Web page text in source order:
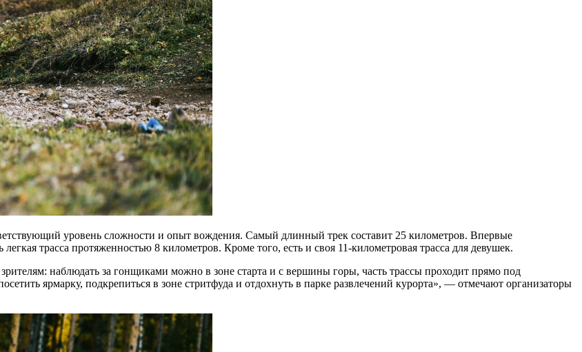
уровень сложности и опыт вождения. Самый длинный трек составит 25 километров. Впервые
трасса протяженностью 8 километров. Кроме того, есть и своя 11‑километровая трасса для девушек.
наблюдать за гонщиками можно в зоне старта и с вершины горы, часть трассы проходит прямо под
ярмарку, подкрепиться в зоне стритфуда и отдохнуть в парке развлечений курорта», — отмечают организаторы